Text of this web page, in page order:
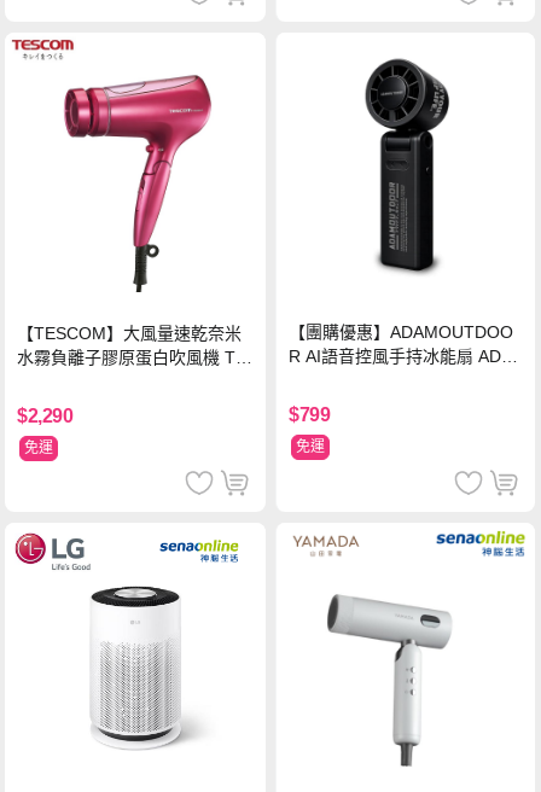
【TESCOM】大風量速乾奈米
水霧負離子膠原蛋白吹風機 TC
W
$2,290
免運
【團購優惠】ADAMOUTDOO
R AI語音控風手持冰能扇 ADF
$799
免運